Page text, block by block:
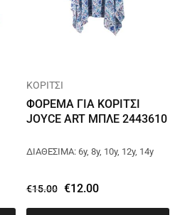
ΚΟΡΙΤΣΙ
ΦΟΡΕΜΑ ΓΙΑ ΚΟΡΙΤΣΙ
JOYCE ART ΜΠΛΕ 2443610
ΔΙΑΘΕΣΙΜΑ: 6y, 8y, 10y, 12y, 14y
€15.00 €12.00